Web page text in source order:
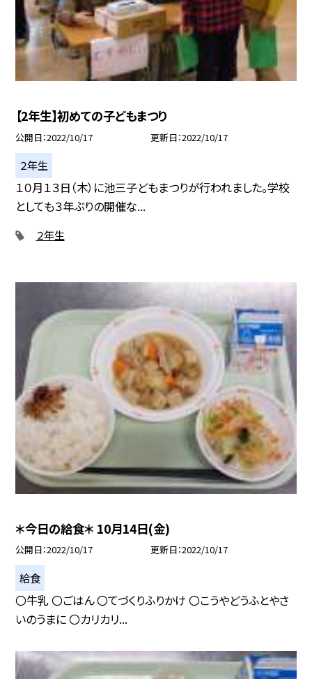
【2年生】初めての子どもまつり
公開日 2022/10/17 更新日 2022/10/17
２年生
１０月１３日（木）に池三子どもまつりが行われました。学校
としても３年ぶりの開催な...
２年生
＊今日の給食＊ 10月14日(金)
公開日 2022/10/17 更新日 2022/10/17
給食
〇牛乳 〇ごはん 〇てづくりふりかけ 〇こうやどうふとやさ
いのうまに 〇カリカリ...